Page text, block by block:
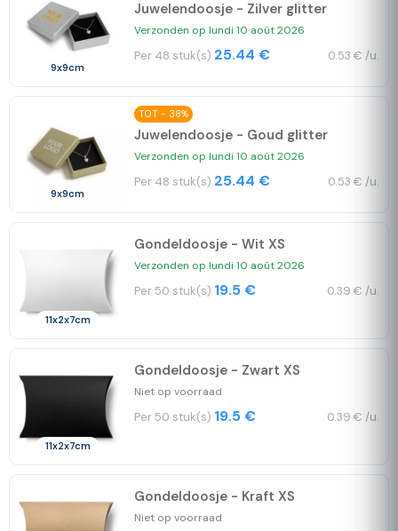
9x9cm
Juwelendoosje - Zilver glitter
Verzonden op lundi 10 août 2026
Per 48 stuk(s) 25.44 € 0.53 € /u.
9x9cm
TOT - 38%
Juwelendoosje - Goud glitter
Verzonden op lundi 10 août 2026
Per 48 stuk(s) 25.44 € 0.53 € /u.
11x2x7cm
Gondeldoosje - Wit XS
Verzonden op lundi 10 août 2026
Per 50 stuk(s) 19.5 € 0.39 € /u.
11x2x7cm
Gondeldoosje - Zwart XS
Niet op voorraad
Per 50 stuk(s) 19.5 € 0.39 € /u.
Gondeldoosje - Kraft XS
Niet op voorraad